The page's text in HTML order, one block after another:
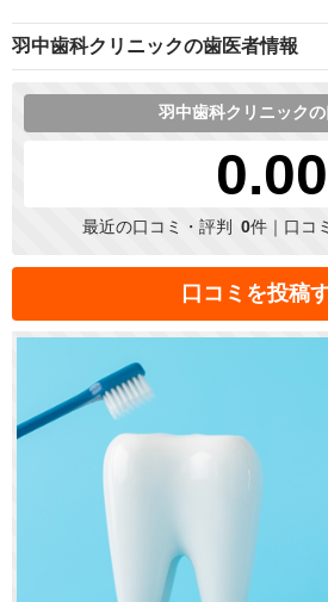
羽中歯科クリニックの歯医者情報
羽中歯科クリニックの
0.00
最近の口コミ・評判 0件｜口コ
口コミを投稿